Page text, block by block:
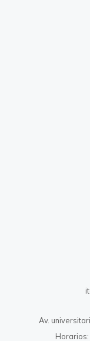
Av.
Horarios: